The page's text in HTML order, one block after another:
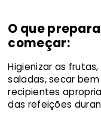
O que
começar:
Higienizar as
saladas, secar
recipientes
das refeições